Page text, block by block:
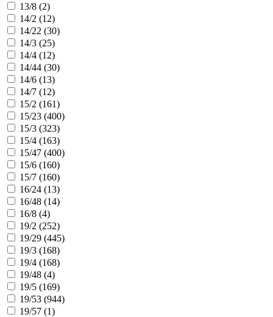
13/8 (2)
14/2 (12)
14/22 (30)
14/3 (25)
14/4 (12)
14/44 (30)
14/6 (13)
14/7 (12)
15/2 (161)
15/23 (400)
15/3 (323)
15/4 (163)
15/47 (400)
15/6 (160)
15/7 (160)
16/24 (13)
16/48 (14)
16/8 (4)
19/2 (252)
19/29 (445)
19/3 (168)
19/4 (168)
19/48 (4)
19/5 (169)
19/53 (944)
19/57 (1)